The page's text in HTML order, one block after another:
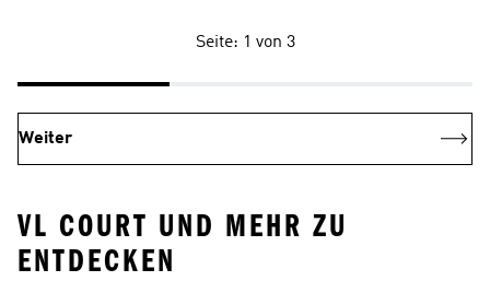
Seite: 1 von 3
Weiter
VL COURT UND MEHR ZU
ENTDECKEN